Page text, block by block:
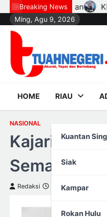
Skip
content
Breaking News
Upgrading Leadership
Ming, Agu 9, 2026
HOME RIAU
Kuantan
Siak
Kampar
Rokan Hulu
NASIONAL
Kajari SBB
Semangat
Redaksi 25 Juli 2025